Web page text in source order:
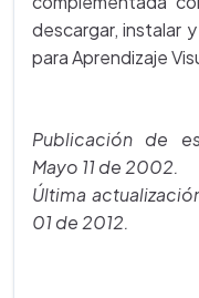
descargar, instalar
para Aprendizaje
Publicación de
Mayo 11 de 2002.
Última
01 de 2012.